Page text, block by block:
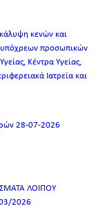
κενών και
προσωπικών
Κέντρα Υγείας,
Ιατρεία και
28-07-2026
ΛΟΙΠΟΥ
2026